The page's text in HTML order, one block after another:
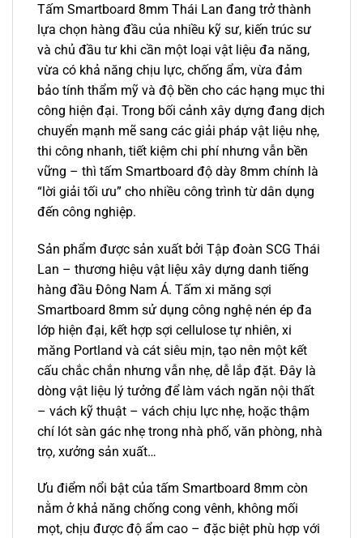
Tấm Smartboard 8mm Thái Lan đang trở thành
lựa chọn hàng đầu của nhiều kỹ sư, kiến trúc sư
và chủ đầu tư khi cần một loại vật liệu đa năng,
vừa có khả năng chịu lực, chống ẩm, vừa đảm
bảo tính thẩm mỹ và độ bền cho các hạng mục thi
công hiện đại. Trong bối cảnh xây dựng đang dịch
chuyển mạnh mẽ sang các giải pháp vật liệu nhẹ,
thi công nhanh, tiết kiệm chi phí nhưng vẫn bền
vững – thì tấm Smartboard độ dày 8mm chính là
“lời giải tối ưu” cho nhiều công trình từ dân dụng
đến công nghiệp.
Sản phẩm được sản xuất bởi Tập đoàn SCG Thái
Lan – thương hiệu vật liệu xây dựng danh tiếng
hàng đầu Đông Nam Á. Tấm xi măng sợi
Smartboard 8mm sử dụng công nghệ nén ép đa
lớp hiện đại, kết hợp sợi cellulose tự nhiên, xi
măng Portland và cát siêu mịn, tạo nên một kết
cấu chắc chắn nhưng vẫn nhẹ, dễ lắp đặt. Đây là
dòng vật liệu lý tưởng để làm vách ngăn nội thất
– vách kỹ thuật – vách chịu lực nhẹ, hoặc thậm
chí lót sàn gác nhẹ trong nhà phố, văn phòng, nhà
trọ, xưởng sản xuất…
Ưu điểm nổi bật của tấm Smartboard 8mm còn
nằm ở khả năng chống cong vênh, không mối
mọt, chịu được độ ẩm cao – đặc biệt phù hợp với